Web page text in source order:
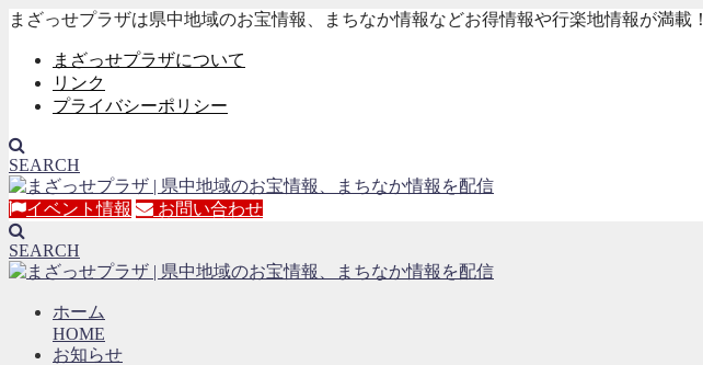
まざっせプラザは県中地域のお宝情報、まちなか情報などお得情報や行楽地情報が満載！
まざっせプラザについて
リンク
プライバシーポリシー
SEARCH
イベント情報 お問い合わせ
SEARCH
ホーム
HOME
お知らせ